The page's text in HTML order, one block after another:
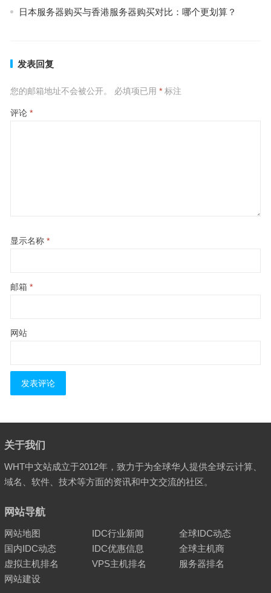
日本服务器购买与香港服务器购买对比：哪个更划算？
发表回复
您的邮箱地址不会被公开。 必填项已用 *标注
评论 *
显示名称 *
邮箱 *
网站
关于我们
WHT中文站成立于2012年，致力于为全球华人提供全球云计算、
域名、软件、技术等方面的资讯和中文交流的社区。
网站导航
网站地图 IDC行业新闻
全球IDC动态
国内IDC动态
IDC优惠信息
全球主机商
虚拟主机排名
VPS主机排名
服务器排名
网站建设